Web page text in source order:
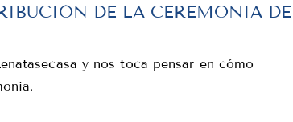
DE LA CEREMONIA DE
y nos toca pensar en cómo